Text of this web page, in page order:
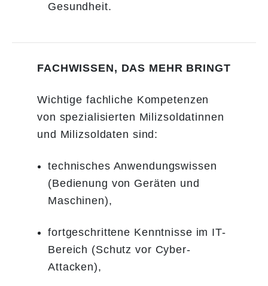
Gesundheit.
FACHWISSEN, DAS MEHR BRINGT
Wichtige fachliche Kompetenzen
von spezialisierten Milizsoldatinnen
und Milizsoldaten sind:
technisches Anwendungswissen
(Bedienung von Geräten und
Maschinen),
fortgeschrittene Kenntnisse im IT-
Bereich (Schutz vor Cyber-
Attacken),